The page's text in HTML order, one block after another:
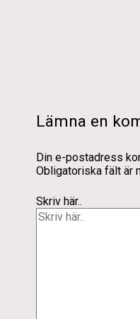
Lämna en
Din e-postadress
Obligatoriska fält är
Skriv här..